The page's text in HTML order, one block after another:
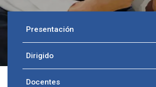
Presentación
Dirigido
Docentes